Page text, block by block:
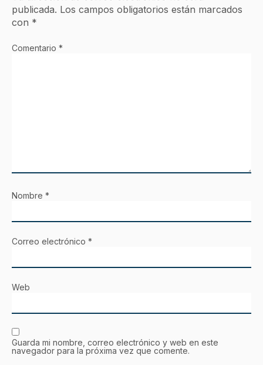
publicada. Los campos obligatorios están marcados
con *
Comentario *
Nombre *
Correo electrónico *
Web
Guarda mi nombre, correo electrónico y web en este
navegador para la próxima vez que comente.